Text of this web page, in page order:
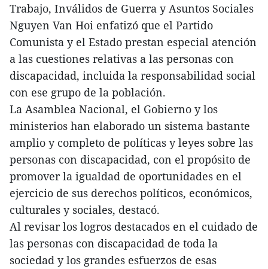
Trabajo, Inválidos de Guerra y Asuntos Sociales
Nguyen Van Hoi enfatizó que el Partido
Comunista y el Estado prestan especial atención
a las cuestiones relativas a las personas con
discapacidad, incluida la responsabilidad social
con ese grupo de la población.
La Asamblea Nacional, el Gobierno y los
ministerios han elaborado un sistema bastante
amplio y completo de políticas y leyes sobre las
personas con discapacidad, con el propósito de
promover la igualdad de oportunidades en el
ejercicio de sus derechos políticos, económicos,
culturales y sociales, destacó.
Al revisar los logros destacados en el cuidado de
las personas con discapacidad de toda la
sociedad y los grandes esfuerzos de esas